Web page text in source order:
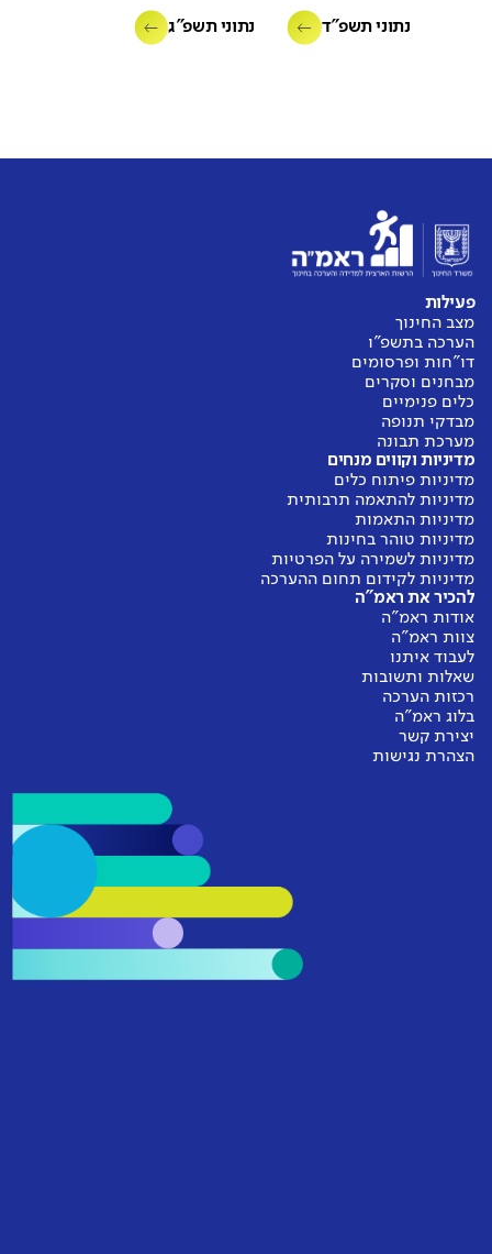
נתוני תשפ"ד נתוני תשפ"ג
פעילות
מצב החינוך
הערכה בתשפ"ו
דו"חות ופרסומים
מבחנים וסקרים
כלים פנימיים
מבדקי תנופה
מערכת תבונה
מדיניות וקווים מנחים
מדיניות פיתוח כלים
מדיניות להתאמה תרבותית
מדיניות התאמות
מדיניות טוהר בחינות
מדיניות לשמירה על הפרטיות
מדיניות לקידום תחום ההערכה
להכיר את ראמ"ה
אודות ראמ"ה
צוות ראמ"ה
לעבוד איתנו
שאלות ותשובות
רכזות הערכה
בלוג ראמ"ה
יצירת קשר
הצהרת נגישות